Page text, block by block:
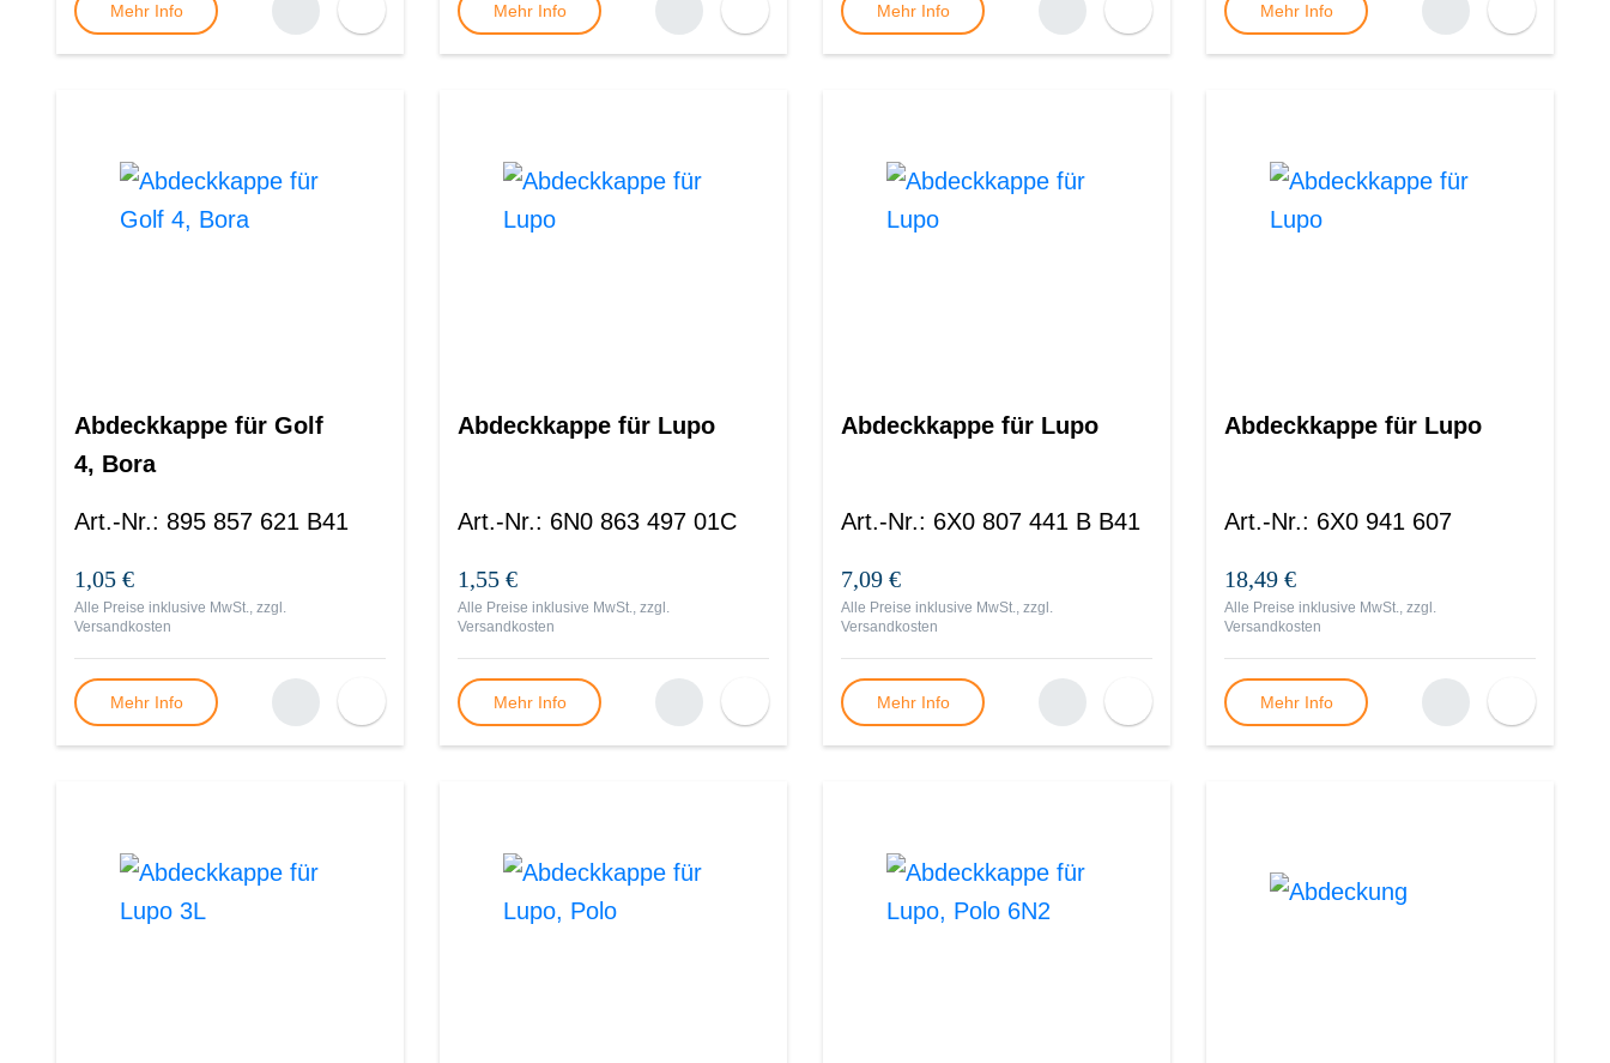
Mehr Info Mehr Info Mehr Info Mehr Info
Abdeckkappe für Golf
4, Bora
Art.-Nr.: 895 857 621 B41
1,05 €
Alle Preise inklusive MwSt., zzgl.
Versandkosten
Mehr Info
Abdeckkappe für Lupo
Art.-Nr.: 6N0 863 497 01C
1,55 €
Alle Preise inklusive MwSt., zzgl.
Versandkosten
Mehr Info
Abdeckkappe für Lupo
Art.-Nr.: 6X0 807 441 B B41
7,09 €
Alle Preise inklusive MwSt., zzgl.
Versandkosten
Mehr Info
Abdeckkappe für Lupo
Art.-Nr.: 6X0 941 607
18,49 €
Alle Preise inklusive MwSt., zzgl.
Versandkosten
Mehr Info